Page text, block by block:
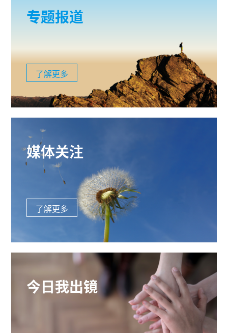
专题报道
了解更多
媒体关注
了解更多
今日我出镜